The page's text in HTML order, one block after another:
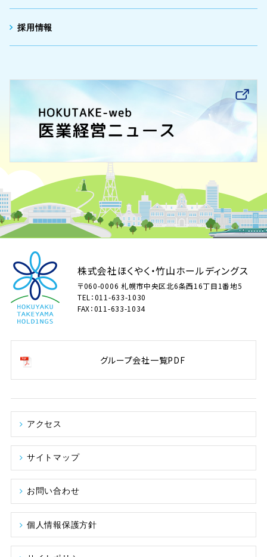
採用情報
株式会社ほくやく・竹山ホールディングス
〒060-0006 札幌市中央区北6条西16丁目1番地5
TEL：011-633-1030
FAX：011-633-1034
グループ会社一覧PDF
アクセス
サイトマップ
お問い合わせ
個人情報保護方針